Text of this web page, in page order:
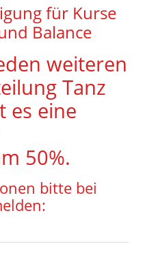
für Kurse
Balance
weiteren
Tanz
es eine
50%.
bitte bei